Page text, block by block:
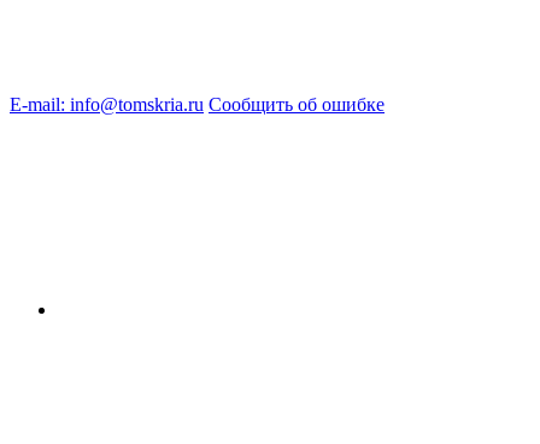
E-mail: info@tomskria.ru Сообщить об ошибке